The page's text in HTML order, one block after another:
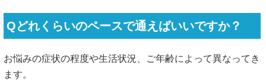
Qどれくらいのペースで通えばいいですか？
お悩みの症状の程度や生活状況、ご年齢によって異なってき
ます。